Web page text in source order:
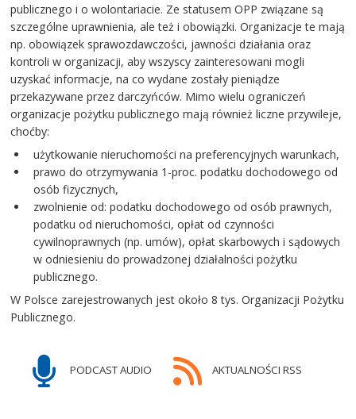
publicznego i o wolontariacie. Ze statusem OPP związane są
szczególne uprawnienia, ale też i obowiązki. Organizacje te mają
np. obowiązek sprawozdawczości, jawności działania oraz
kontroli w organizacji, aby wszyscy zainteresowani mogli
uzyskać informacje, na co wydane zostały pieniądze
przekazywane przez darczyńców. Mimo wielu ograniczeń
organizacje pożytku publicznego mają również liczne przywileje,
choćby:
użytkowanie nieruchomości na preferencyjnych warunkach,
prawo do otrzymywania 1-proc. podatku dochodowego od
osób fizycznych,
zwolnienie od: podatku dochodowego od osób prawnych,
podatku od nieruchomości, opłat od czynności
cywilnoprawnych (np. umów), opłat skarbowych i sądowych
w odniesieniu do prowadzonej działalności pożytku
publicznego.
W Polsce zarejestrowanych jest około 8 tys. Organizacji Pożytku
Publicznego.
PODCAST AUDIO AKTUALNOŚCI RSS